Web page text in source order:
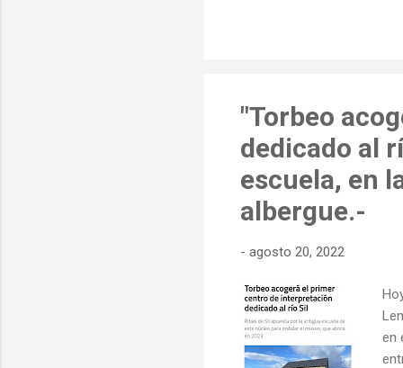
"Torbeo
dedicado al
escuela, en
albergue.-
- agosto 20, 2022
en